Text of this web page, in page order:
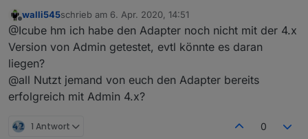
NPM 6.13.4
Admin 4.0.5
js-controller 2.2.9
System läuft auf einer Synology im Docker
Offline
walli545schrieb am 6. Apr. 2020, 14:51
zuletzt editiert von
@Icube hm ich habe den Adapter noch nicht mit der 4.x
Version von Admin getestet, evtl könnte es daran
liegen?
@all Nutzt jemand von euch den Adapter bereits
erfolgreich mit Admin 4.x?
1 Antwort 0